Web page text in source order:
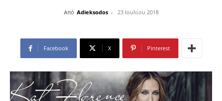
Από Adieksodos - 23 Ιουλίου 2018
Facebook X Pinterest